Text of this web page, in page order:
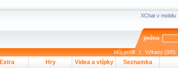
XChat v mobilu
jméno
Můj profil | Vzkazy (0/0)
Extra Hry Videa a vtípky Seznamka